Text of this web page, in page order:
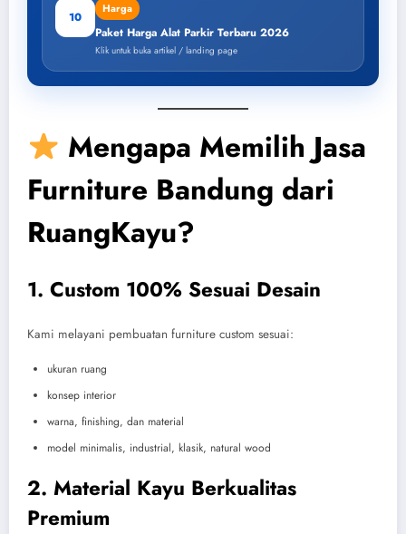
10
Harga
Paket Harga Alat Parkir Terbaru 2026
Klik untuk buka artikel / landing page
Mengapa Memilih Jasa
Furniture Bandung dari
RuangKayu?
1. Custom 100% Sesuai Desain
Kami melayani pembuatan furniture custom sesuai:
ukuran ruang
konsep interior
warna, finishing, dan material
model minimalis, industrial, klasik, natural wood
2. Material Kayu Berkualitas
Premium